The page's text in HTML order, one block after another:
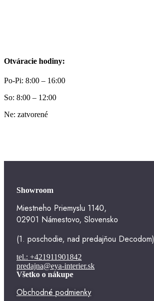
Otváracie hodiny:
Po-Pi: 8:00 – 16:00
So: 8:00 – 12:00
Ne: zatvorené
Showroom
Miestneho Priemyslu 1140,
02901 Námestovo, Slovensko
(1. poschodie, nad predajňou Decodom)
tel.: +421911901842
predajna@eya-interier.sk
Všetko o nákupe
Obchodné podmienky